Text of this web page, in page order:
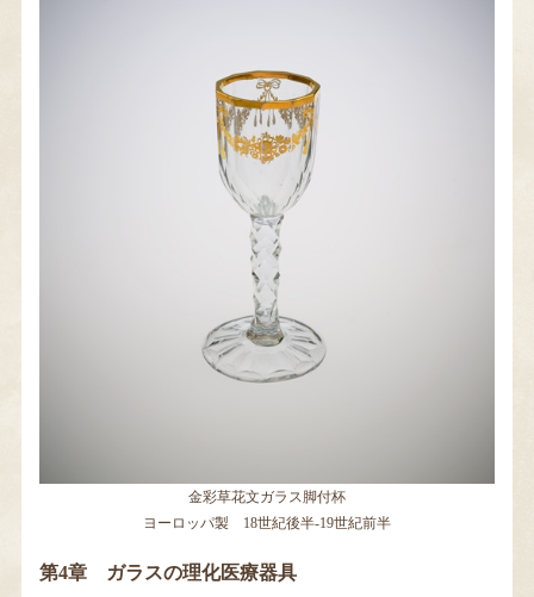
金彩草花文ガラス脚付杯
ヨーロッパ製 18世紀後半-19世紀前半
第4章 ガラスの理化医療器具